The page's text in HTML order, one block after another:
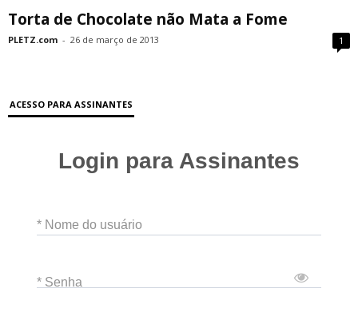
Torta de Chocolate não Mata a Fome
PLETZ.com - 26 de março de 2013 1
ACESSO PARA ASSINANTES
Login para Assinantes
* Nome do usuário
* Senha